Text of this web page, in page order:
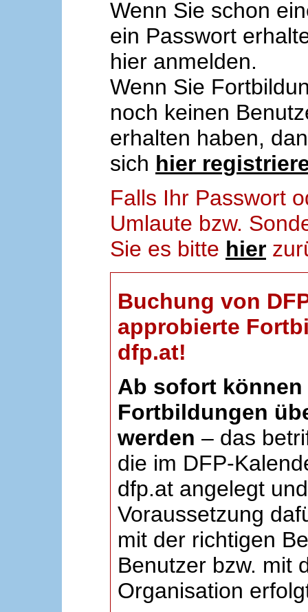
Wenn Sie schon
ein Passwort
hier anmelden.
Wenn Sie
noch keinen
erhalten haben,
sich hier
Falls Ihr Passwort
Umlaute bzw.
Sie es bitte hier
Buchung von
approbierte
dfp.at!
Ab sofort können
Fortbildungen
werden – das
die im DFP-
dfp.at angelegt
Voraussetzung
mit der richtigen
Benutzer bzw. mit
Organisation